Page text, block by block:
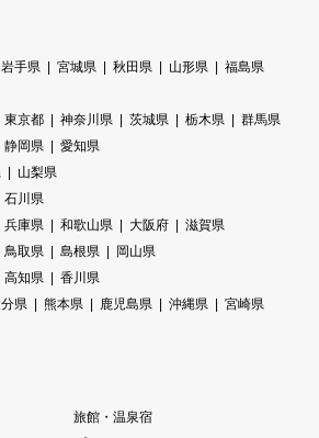
岩手県 宮城県 秋田県 山形県
福島県
東京都 神奈川県 茨城県 栃木県
群馬県
静岡県
愛知県
山梨県
石川県
兵庫県 和歌山県 大阪府
滋賀県
鳥取県 島根県
岡山県
高知県
香川県
県 熊本県 鹿児島県 沖縄県
宮崎県
旅館・温泉宿